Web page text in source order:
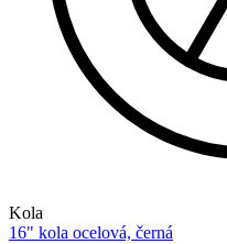
Kola
16" kola ocelová, černá